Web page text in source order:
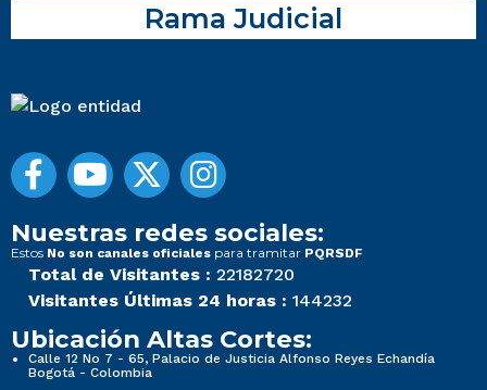
Rama Judicial
Nuestras redes sociales:
Estos No son canales oficiales para tramitar PQRSDF
Total de Visitantes : 22182720
Visitantes Últimas 24 horas : 144232
Ubicación Altas Cortes:
Calle 12 No 7 - 65, Palacio de Justicia Alfonso Reyes Echandía
Bogotá - Colombia